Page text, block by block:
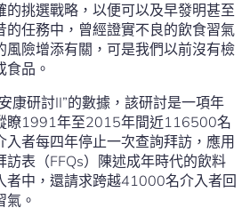
的挑選戰略，以便可以及早發明甚至
的任務中，曾經證實不良的飲食習氣
風險增添有關，可是我們以前沒有檢
品。
康研討II”的數據，該研討是一項年
瞭1991年至2015年間近116500名
入者每四年停止一次查詢拜訪，應用
訪表（FFQs）陳述成年時代的飲料
者中，還請求跨越41000名介入者回
氣。